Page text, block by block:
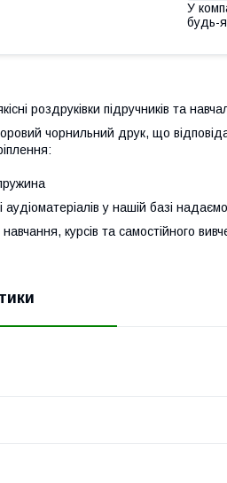
У
будь-
роздруківки підручників та
чорнильний друк, що
аудіоматеріалів у нашій базі
курсів та самостійного